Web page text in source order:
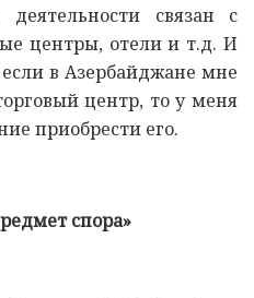
связан с
центры, отели и т.д. И
в Азербайджане мне
центр, то у меня
приобрести его.
спора»